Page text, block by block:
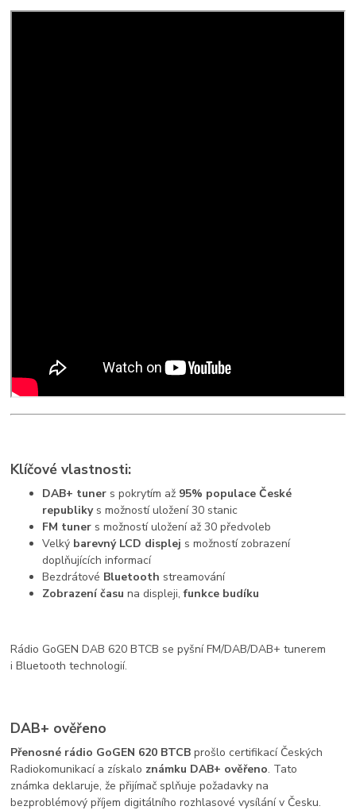
Klíčové vlastnosti:
DAB+ tuner s pokrytím až 95% populace České
republiky s možností uložení 30 stanic
FM tuner s možností uložení až 30 předvoleb
Velký barevný LCD displej s možností zobrazení
doplňujících informací
Bezdrátové Bluetooth streamování
Zobrazení času na displeji,funkce budíku
Rádio GoGEN DAB 620 BTCB se pyšní FM/DAB/DAB+ tunerem
i Bluetooth technologií.
DAB+ ověřeno
Přenosné rádio GoGEN 620 BTCB prošlo certifikací Českých
Radiokomunikací a získalo známku DAB+ ověřeno. Tato
známka deklaruje, že přijímač splňuje požadavky na
bezproblémový příjem digitálního rozhlasové vysílání v Česku.